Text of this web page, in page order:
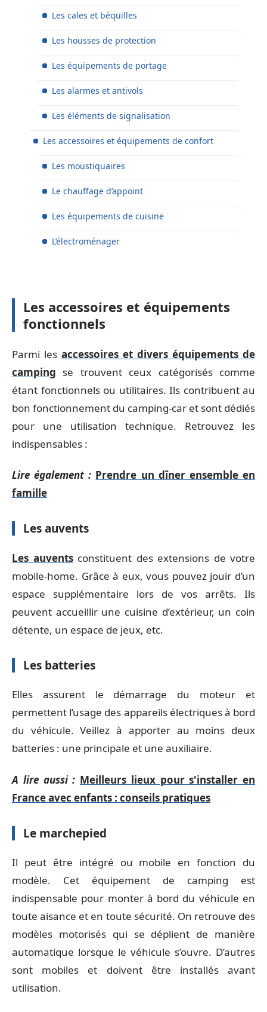
Les cales et béquilles
Les housses de protection
Les équipements de portage
Les alarmes et antivols
Les éléments de signalisation
Les accessoires et équipements de confort
Les moustiquaires
Le chauffage d’appoint
Les équipements de cuisine
L’électroménager
Les accessoires et équipements
fonctionnels
Parmi les accessoires et divers équipements de
camping se trouvent ceux catégorisés comme
étant fonctionnels ou utilitaires. Ils contribuent au
bon fonctionnement du camping-car et sont dédiés
pour une utilisation technique. Retrouvez les
indispensables :
Lire également : Prendre un dîner ensemble en
famille
Les auvents
Les auventsconstituent des extensions de votre
mobile-home. Grâce à eux, vous pouvez jouir d’un
espace supplémentaire lors de vos arrêts. Ils
peuvent accueillir une cuisine d’extérieur, un coin
détente, un espace de jeux, etc.
Les batteries
Elles assurent le démarrage du moteur et
permettent l’usage des appareils électriques à bord
du véhicule. Veillez à apporter au moins deux
batteries : une principale et une auxiliaire.
A lire aussi : Meilleurs lieux pour s'installer en
France avec enfants : conseils pratiques
Le marchepied
Il peut être intégré ou mobile en fonction du
modèle. Cet équipement de camping est
indispensable pour monter à bord du véhicule en
toute aisance et en toute sécurité. On retrouve des
modèles motorisés qui se déplient de manière
automatique lorsque le véhicule s’ouvre. D’autres
sont mobiles et doivent être installés avant
utilisation.